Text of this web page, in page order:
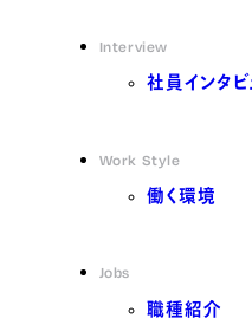
Interview
社員インタビ
Work Style
働く環境
Jobs
職種紹介